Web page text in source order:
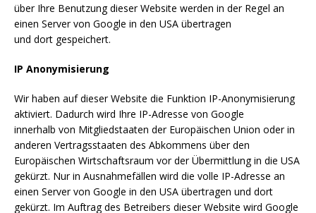
über Ihre Benutzung dieser Website werden in der Regel an
einen Server von Google in den USA übertragen
und dort gespeichert.
IP Anonymisierung
Wir haben auf dieser Website die Funktion IP-Anonymisierung
aktiviert. Dadurch wird Ihre IP-Adresse von Google
innerhalb von Mitgliedstaaten der Europäischen Union oder in
anderen Vertragsstaaten des Abkommens über den
Europäischen Wirtschaftsraum vor der Übermittlung in die USA
gekürzt. Nur in Ausnahmefällen wird die volle IP-Adresse an
einen Server von Google in den USA übertragen und dort
gekürzt. Im Auftrag des Betreibers dieser Website wird Google